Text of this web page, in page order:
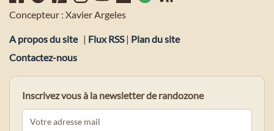
Concepteur : Xavier Argeles
A propos du site | Flux RSS| Plan du site
Contactez-nous
Inscrivez vous à la newsletter de randozone